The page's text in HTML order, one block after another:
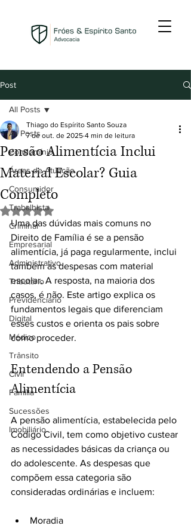
Post
All Posts
Condomínio
Áreas de Atuação
Consumidor
Trabalhista
Criminal
Empresarial
Administrativo
Tributário
Previdenciário
Digital
Médico
Trânsito
Civil
Família
Sucessões
Imobiliário
All Posts
Pensão Alimentícia Inclui
Material Escolar? Guia
Completo
Thiago do Espírito Santo Souza
7 de out. de 2025 4 min de leitura
Avaliado com NaN de 5 estrelas.
Uma das dúvidas mais comuns no
Direito de Família é se a pensão
alimentícia, já paga regularmente, inclui
também as despesas com material
escolar. A resposta, na maioria dos
casos, é não. Este artigo explica os
fundamentos legais que diferenciam
esses custos e orienta os pais sobre
como proceder.
Entendendo a Pensão
Alimentícia
A pensão alimentícia, estabelecida pelo
Código Civil, tem como objetivo custear
as necessidades básicas da criança ou
do adolescente. As despesas que
compõem essa categoria são
consideradas ordinárias e incluem:
Moradia